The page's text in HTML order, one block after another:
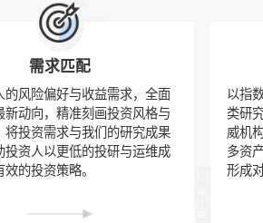
需求匹配
的风险偏好与收益需求，全面
新动向，精准刻画投资风格与
将投资需求与我们的研究成果
投资人以更低的投研与运维成
的投资策略。
以指
类研
威机
多资
形成